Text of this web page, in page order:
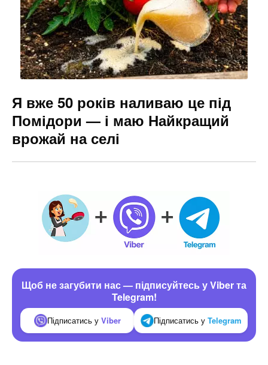
Я вже 50 років наливаю це під
Помідори — і маю Найкращий
врожай на селі
Щоб не загубити нас — підписуйтесь у Viber та
Telegram!
Підписатись у Viber Підписатись у Telegram